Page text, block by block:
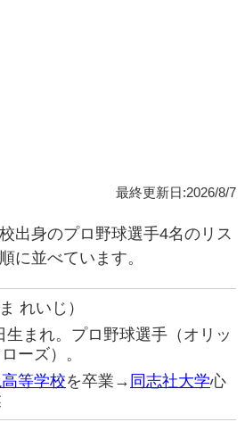
最終更新日:2026/8/7
出身のプロ野球選手4名のリス
に並べています。
れいじ）
生まれ。プロ野球選手（オリッ
ーズ）。
等学校を卒業→ 同志社大学心